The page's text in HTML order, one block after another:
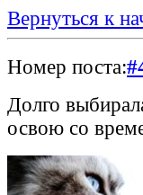
Вернуться к
Номер поста:
Долго
освою со